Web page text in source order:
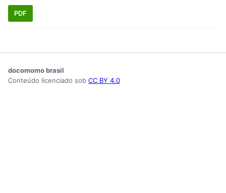
PDF
docomomo brasil
Conteúdo licenciado sob CC BY 4.0